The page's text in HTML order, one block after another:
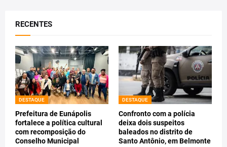
RECENTES
DESTAQUE
Prefeitura de Eunápolis
fortalece a política cultural
com recomposição do
Conselho Municipal
DESTAQUE
Confronto com a polícia
deixa dois suspeitos
baleados no distrito de
Santo Antônio, em Belmonte